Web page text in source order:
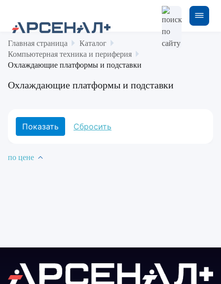
Главная страница
Каталог
Компьютерная техника и периферия
Охлаждающие платформы и подставки
Охлаждающие платформы и подставки
по цене